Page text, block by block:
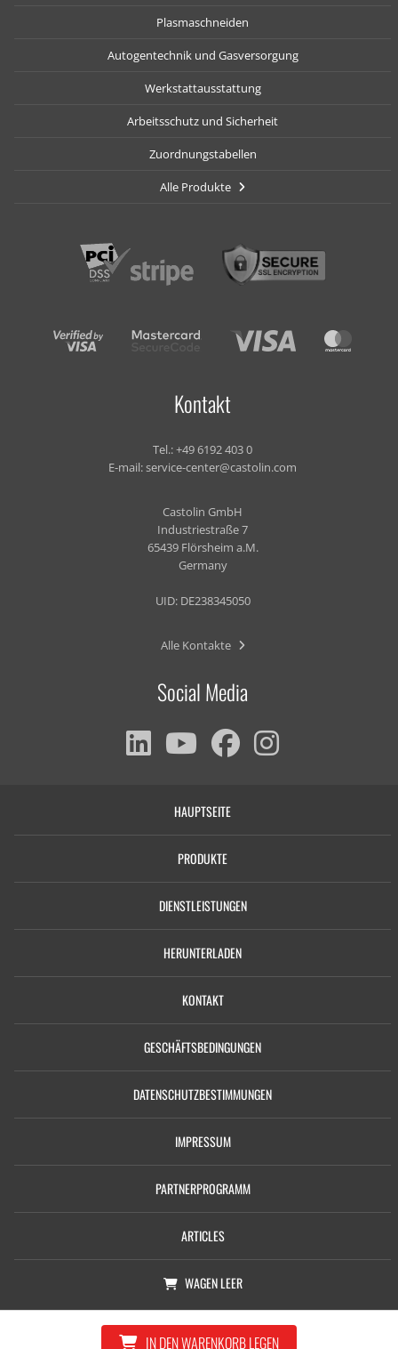
IN DEN WARENKORB LEGEN
Plasmaschneiden
Autogentechnik und Gasversorgung
Werkstattausstattung
Arbeitsschutz und Sicherheit
Zuordnungstabellen
Alle Produkte
Kontakt
Tel.:+49 6192 403 0
E-mail:service-center@castolin.com
Castolin GmbH
Industriestraße 7
65439 Flörsheim a.M.
Germany
UID: DE238345050
Alle Kontakte
Social Media
HAUPTSEITE
PRODUKTE
DIENSTLEISTUNGEN
HERUNTERLADEN
KONTAKT
GESCHÄFTSBEDINGUNGEN
DATENSCHUTZBESTIMMUNGEN
IMPRESSUM
PARTNERPROGRAMM
ARTICLES
WAGENLEER
© Copyright 2026, Castolin GmbH